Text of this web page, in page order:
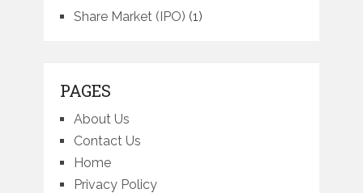
Share Market (IPO) (1)
PAGES
About Us
Contact Us
Home
Privacy Policy